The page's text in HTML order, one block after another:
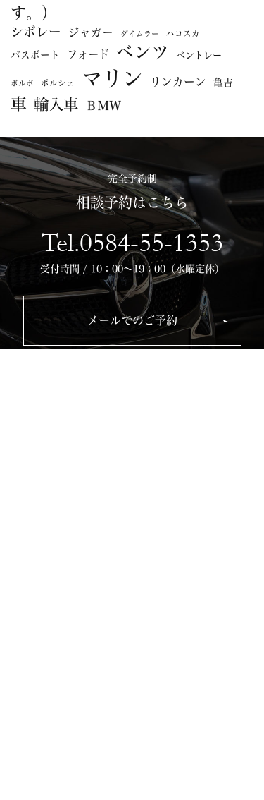
す。）
シボレー ジャガー ダイムラー ハコスカ
バスボート フォード ベンツ ベントレー
ボルボ ポルシェ マリン リンカーン 亀吉
車 輸入車 ＢＭＷ
完全予約制
相談予約はこちら
Tel.0584-55-1353
受付時間 / 10：00～19：00（水曜定休）
メールでのご予約